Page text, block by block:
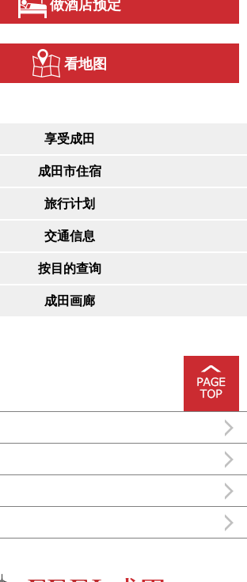
做酒店预定
看地图
享受成田
成田市住宿
旅行计划
交通信息
按目的查询
成田画廊
FEEL成田成田市公式观光信息